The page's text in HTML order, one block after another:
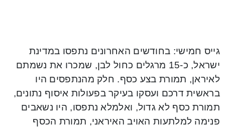
גייס חמישי: בחודשים האחרונים נתפסו במדינת
ישראל, כ-15 מרגלים כחול לבן, שמכרו את נשמתם
לאיראן, תמורת בצע כסף. חלק מהנתפסים היו
בראשית דרכם ועסקו בעיקר בפעולות איסוף נתונים,
תמורת כסף לא גדול, ואלמלא נתפסו, היו נשאבים
פנימה למלתעות האויב האיראני, תמורת הכסף